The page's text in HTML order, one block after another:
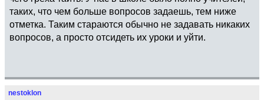
таких, что чем больше вопросов задаешь, тем ниже
отметка. Таким стараются обычно не задавать никаких
вопросов, а просто отсидеть их уроки и уйти.
nestoklon